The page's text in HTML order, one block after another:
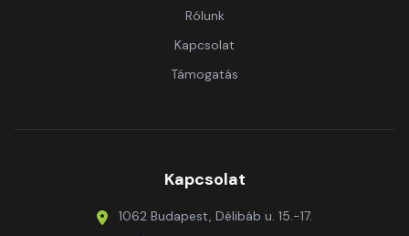
Rólunk
Kapcsolat
Támogatás
Kapcsolat
1062 Budapest, Délibáb u. 15.-17.